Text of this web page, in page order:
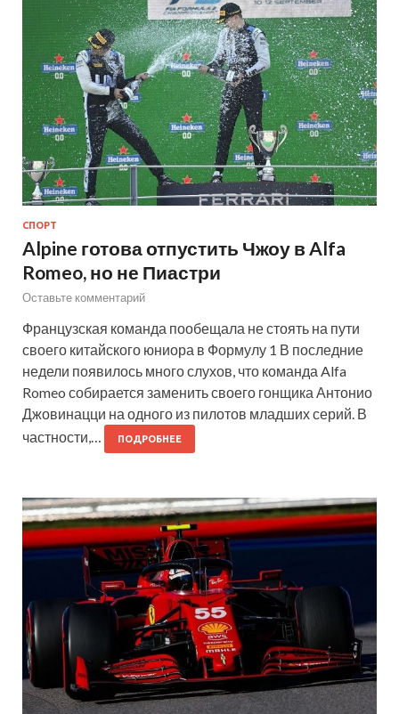
СПОРТ
Alpine готова отпустить Чжоу в Alfa
Romeo, но не Пиастри
Оставьте комментарий
Французская команда пообещала не стоять на пути
своего китайского юниора в Формулу 1 В последние
недели появилось много слухов, что команда Alfa
Romeo собирается заменить своего гонщика Антонио
Джовинацци на одного из пилотов младших серий. В
частности,…
ПОДРОБНЕЕ